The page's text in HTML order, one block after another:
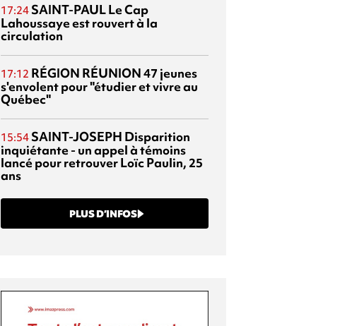
17:24 SAINT-PAULLe Cap
Lahoussaye est rouvert à la
circulation
17:12 RÉGION RÉUNION47 jeunes
s'envolent pour "étudier et vivre au
Québec"
15:54 SAINT-JOSEPH Disparition
inquiétante - un appel à témoins
lancé pour retrouver Loïc Paulin, 25
ans
PLUS D’INFOS